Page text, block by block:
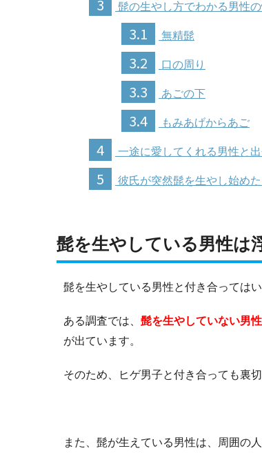
3 髭の生やし方でわかる男性
3.1 無精髭
3.2 口の周り
3.3 あごの下
3.4 もみあげからあご
4 一途に愛してくれる男性と出
5 彼氏が突然髭を生やし始めた
髭を生やしている男性は
髭を生やしている男性と付き合っては
ある調査では、 髭を生やしていない男
が出ています。
そのため、ヒゲ男子と付き合っても裏
また、髭が生えている男性は、周囲の